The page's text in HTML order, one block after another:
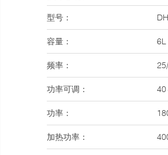
型号：
容量： 6L
频率：
功率可调： 40
功率：
加热功率：